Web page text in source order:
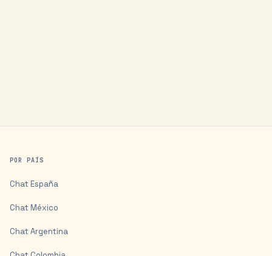
POR PAÍS
Chat España
Chat México
Chat Argentina